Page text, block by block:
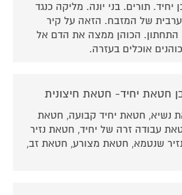
יחיד. תורים. בני יונה. מליקה כנגד
של המזבח. הזאה על קיר
התחתון. הכוהן ממצה את הדם אל
אוכלים בעזרה.
חטאת יחיד- חטאת חיצונית
נשיא, חטאת יחיד קבועה, חטאת
עבודה זרה של יחיד, חטאת נזיר
שנטמא, חטאת מצורע, חטאת זב,